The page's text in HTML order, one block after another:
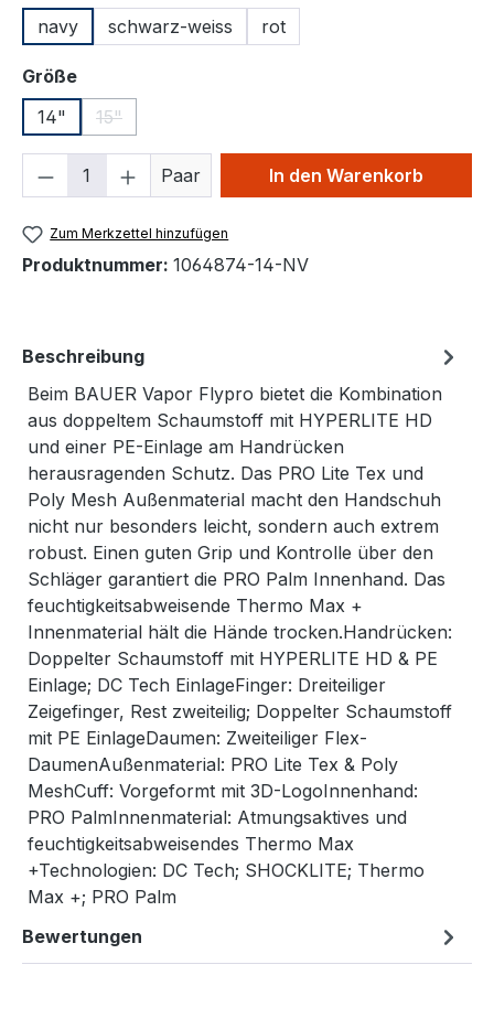
navy
schwarz-weiss rot
Größeauswählen
14"
15"
(Diese Option ist zurzeit nicht verfügbar.)
Produkt Anzahl: Gib den
Paar In den Warenkorb
Zum Merkzettel hinzufügen
Produktnummer: 1064874-14-NV
Beschreibung
Beim BAUER Vapor Flypro bietet die Kombination
aus doppeltem Schaumstoff mit HYPERLITE HD
und einer PE-Einlage am Handrücken
herausragenden Schutz. Das PRO Lite Tex und
Poly Mesh Außenmaterial macht den Handschuh
nicht nur besonders leicht, sondern auch extrem
robust. Einen guten Grip und Kontrolle über den
Schläger garantiert die PRO Palm Innenhand. Das
feuchtigkeitsabweisende Thermo Max +
Innenmaterial hält die Hände trocken.Handrücken:
Doppelter Schaumstoff mit HYPERLITE HD & PE
Einlage; DC Tech EinlageFinger: Dreiteiliger
Zeigefinger, Rest zweiteilig; Doppelter Schaumstoff
mit PE EinlageDaumen: Zweiteiliger Flex-
DaumenAußenmaterial: PRO Lite Tex & Poly
MeshCuff: Vorgeformt mit 3D-LogoInnenhand:
PRO PalmInnenmaterial: Atmungsaktives und
feuchtigkeitsabweisendes Thermo Max
+Technologien: DC Tech; SHOCKLITE; Thermo
Max +; PRO Palm
Bewertungen